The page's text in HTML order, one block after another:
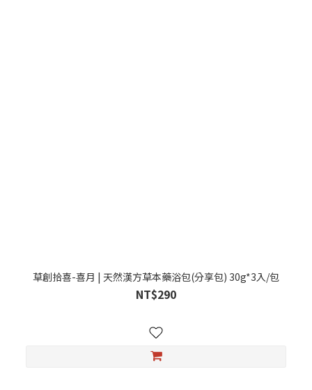
草創拾喜-喜月 | 天然漢方草本藥浴包(分享包) 30g*3入/包
NT$290